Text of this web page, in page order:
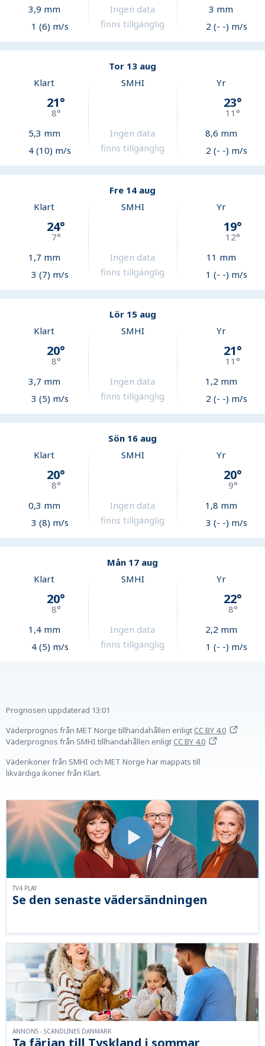
3,9 mm
1 (6) m/s
Ingen data
finns tillgänglig
3 mm
2 (- -) m/s
Tor 13 aug
Klart
21°
8°
5,3 mm
4 (10) m/s
SMHI
Ingen data
finns tillgänglig
Yr
23°
11°
8,6 mm
2 (- -) m/s
Fre 14 aug
Klart
24°
7°
1,7 mm
3 (7) m/s
SMHI
Ingen data
finns tillgänglig
Yr
19°
12°
11 mm
1 (- -) m/s
Lör 15 aug
Klart
20°
8°
3,7 mm
3 (5) m/s
SMHI
Ingen data
finns tillgänglig
Yr
21°
11°
1,2 mm
2 (- -) m/s
Sön 16 aug
Klart
20°
8°
0,3 mm
3 (8) m/s
SMHI
Ingen data
finns tillgänglig
Yr
20°
9°
1,8 mm
3 (- -) m/s
Mån 17 aug
Klart
20°
8°
1,4mm
4 (5) m/s
SMHI
Ingen data
finns tillgänglig
Yr
22°
8°
2,2 mm
1 (- -) m/s
Prognosen uppdaterad 13:01
Väderprognos från MET Norge tillhandahållen enligtCC BY 4.0
Väderprognos från SMHI tillhandahållen enligtCC BY 4.0
Väderikoner från SMHI och MET Norge har mappats till
likvärdiga ikoner från Klart.
Se den senaste vädersändningen
TV4 PLAY
ANNONS - SCANDLINES DANMARK